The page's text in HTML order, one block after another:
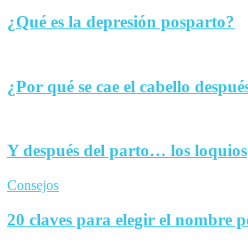
¿Qué es la depresión posparto?
¿Por qué se cae el cabello
Y después del parto… los loquios
Consejos
20 claves para elegir el nombre